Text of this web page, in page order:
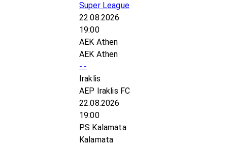
Super League
22.08.2026
19:00
AEK Athen
AEK Athen
-:-
Iraklis
AEP Iraklis FC
22.08.2026
19:00
PS Kalamata
Kalamata